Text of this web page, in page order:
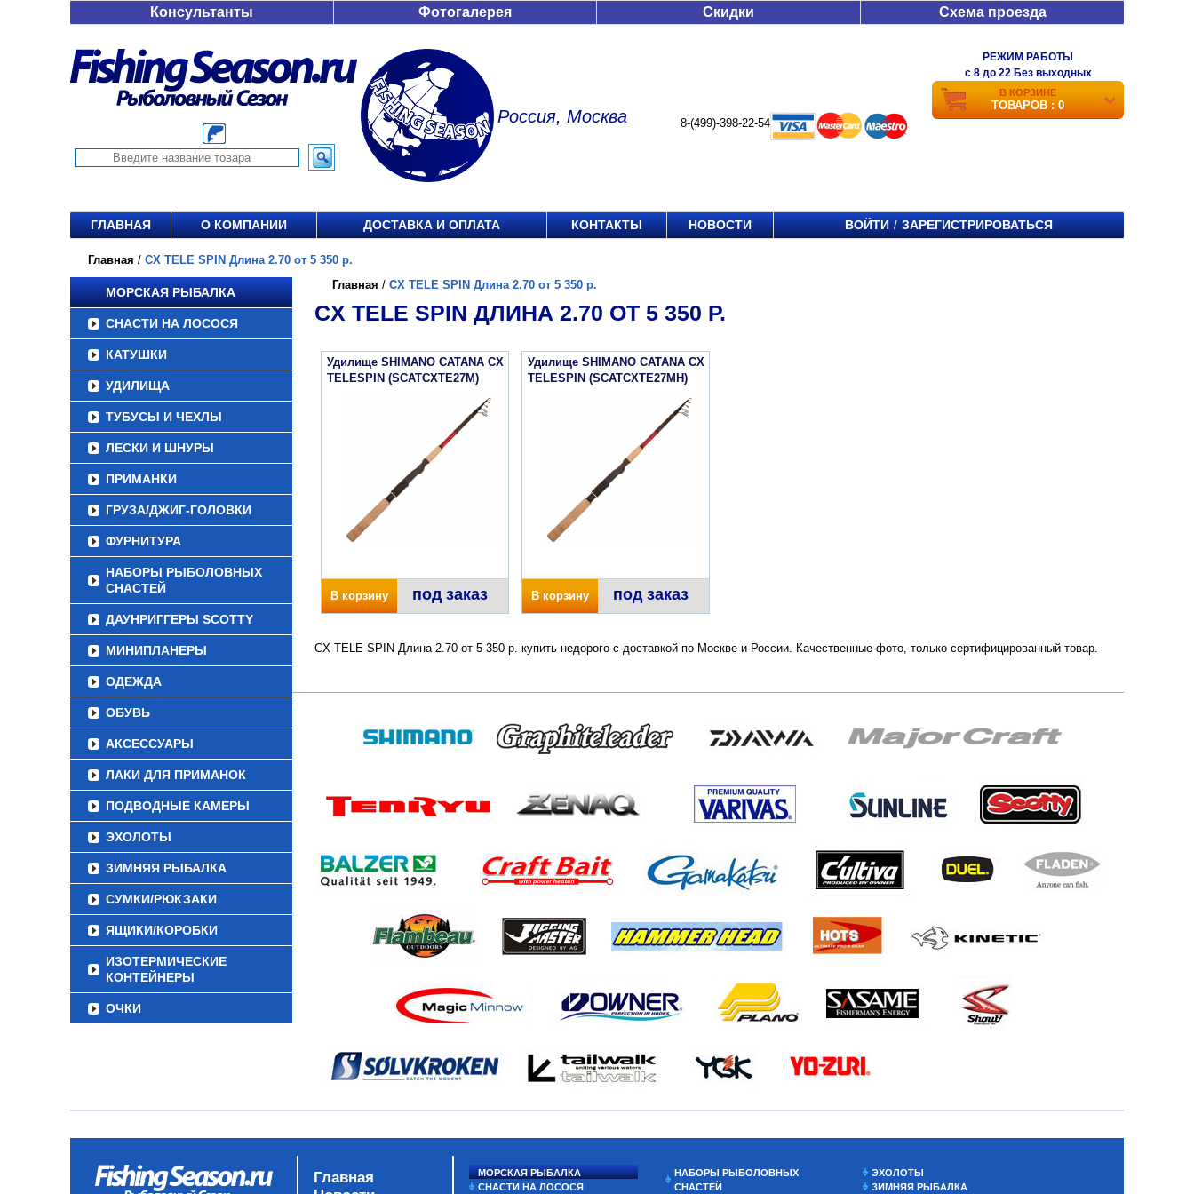
Консультанты Фотогалерея Скидки Схема проезда
Россия, Москва 8-(499)-398-22-54
РЕЖИМ РАБОТЫ
c 8 до 22 Без выходных
В КОРЗИНЕ
ТОВАРОВ : 0
ГЛАВНАЯ О КОМПАНИИ ДОСТАВКА И ОПЛАТА КОНТАКТЫ НОВОСТИ ВОЙТИ / ЗАРЕГИСТРИРОВАТЬСЯ
Главная / CX TELE SPIN Длина 2.70 от 5 350 р.
МОРСКАЯ РЫБАЛКА
СНАСТИ НА ЛОСОСЯ
КАТУШКИ
УДИЛИЩА
ТУБУСЫ И ЧЕХЛЫ
ЛЕСКИ И ШНУРЫ
ПРИМАНКИ
ГРУЗА/ДЖИГ-ГОЛОВКИ
ФУРНИТУРА
НАБОРЫ РЫБОЛОВНЫХ
СНАСТЕЙ
ДАУНРИГГЕРЫ SCOTTY
МИНИПЛАНЕРЫ
ОДЕЖДА
ОБУВЬ
АКСЕССУАРЫ
ЛАКИ ДЛЯ ПРИМАНОК
ПОДВОДНЫЕ КАМЕРЫ
ЭХОЛОТЫ
ЗИМНЯЯ РЫБАЛКА
СУМКИ/РЮКЗАКИ
ЯЩИКИ/КОРОБКИ
ИЗОТЕРМИЧЕСКИЕ
КОНТЕЙНЕРЫ
ОЧКИ
Главная / CX TELE SPIN Длина 2.70 от 5 350 р.
CX TELE SPIN ДЛИНА 2.70 ОТ 5 350 Р.
Удилище SHIMANO CATANA CX
TELESPIN (SCATCXTE27M)
В корзину под заказ
Удилище SHIMANO CATANA CX
TELESPIN (SCATCXTE27MH)
В корзину под заказ
CX TELE SPIN Длина 2.70 от 5 350 р. купить недорого с доставкой по Москве и России. Качественные фото, только сертифицированный товар.
Главная
МОРСКАЯ РЫБАЛКА
СНАСТИ НА ЛОСОСЯ
НАБОРЫ РЫБОЛОВНЫХ
СНАСТЕЙ
ЭХОЛОТЫ
ЗИМНЯЯ РЫБАЛКА